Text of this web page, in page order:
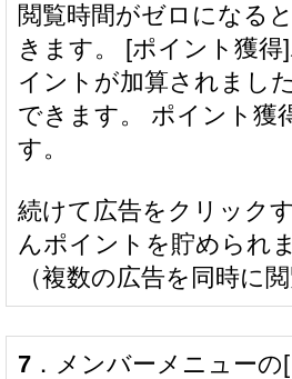
閲覧時間がゼロになる
きます。 [ポイント獲
イントが加算されまし
できます。 ポイント獲
す。
続けて広告をクリック
んポイントを貯められ
（複数の広告を同時に
7 ．メンバーメニュー